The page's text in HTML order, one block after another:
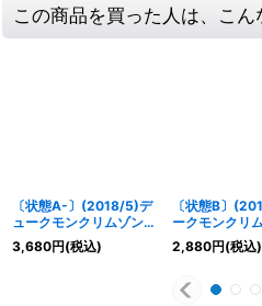
この商品を買った人は、こ
〔状態A-〕(2018/5)デ
ュークモンクリムゾンモ
ード【XX】{CB07-
XX01}《赤》
3,680円(税込)
〔状態B〕
ークモンクリ
ド【XX】
《赤》
2,880円(税込)